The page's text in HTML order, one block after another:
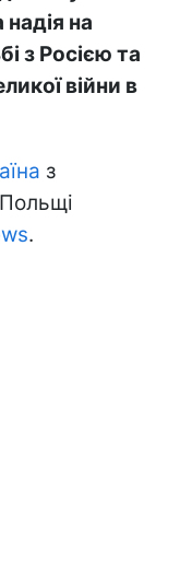
на
з Росією та
війни в
з
.